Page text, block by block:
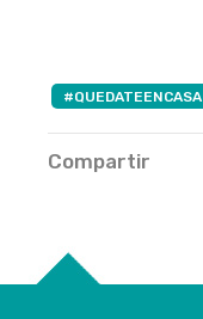
#QUEDATEENCASA
Compartir